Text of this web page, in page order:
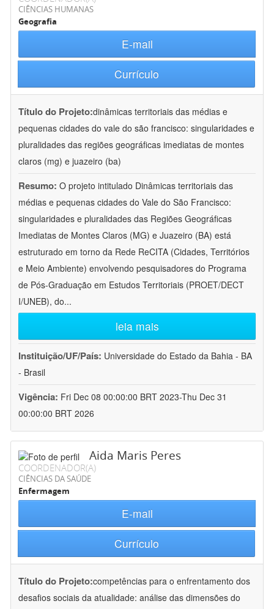
CIÊNCIAS HUMANAS
Geografia
E-mail
Currículo
Título do Projeto:dinâmicas territoriais das médias e
pequenas cidades do vale do são francisco: singularidades e
pluralidades das regiões geográficas imediatas de montes
claros (mg) e juazeiro (ba)
Resumo: O projeto intitulado Dinâmicas territoriais das
médias e pequenas cidades do Vale do São Francisco:
singularidades e pluralidades das Regiões Geográficas
Imediatas de Montes Claros (MG) e Juazeiro (BA) está
estruturado em torno da Rede ReCITA (Cidades, Territórios
e Meio Ambiente) envolvendo pesquisadores do Programa
de Pós-Graduação em Estudos Territoriais (PROET/DECT
I/UNEB), do...
leia mais
Instituição/UF/País: Universidade do Estado da Bahia - BA
- Brasil
Vigência: Fri Dec 08 00:00:00 BRT 2023-Thu Dec 31
00:00:00 BRT 2026
Aida Maris Peres
COORDENADOR(A)
CIÊNCIAS DA SAÚDE
Enfermagem
E-mail
Currículo
Título do Projeto:competências para o enfrentamento dos
desafios sociais da atualidade: análise das dimensões do